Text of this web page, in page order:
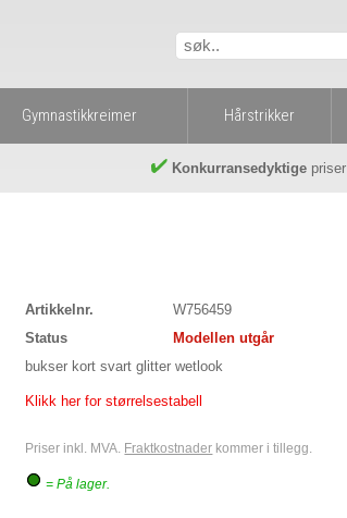
Gymnastikkreimer Hårstrikker
Konkurransedyktigepriser
Artikkelnr.
W756459
Status
Modellen utgår
bukser kort svart glitter wetlook
Klikk her for størrelsestabell
Priser inkl. MVA. Fraktkostnader kommer i tillegg.
= På lager.